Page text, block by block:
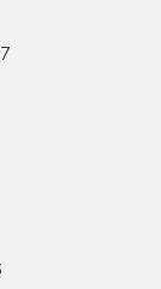
plaatsing